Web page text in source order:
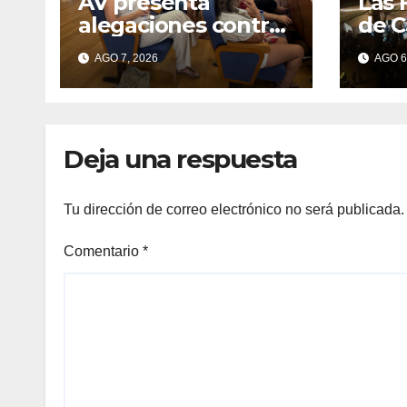
alegaciones contra
la ordenanza de
residuos del
Morrazo por
“desproporcionada
AGO 7, 2026
de
AGO
Deja una respuesta
Tu dirección de correo electrónico no será publicada.
Comentario *